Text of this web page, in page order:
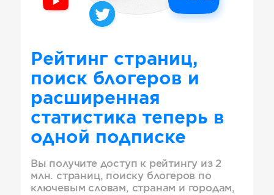
Рейтинг страниц,
поиск блогеров и
расширенная
статистика теперь в
одной подписке
Вы получите доступ к рейтингу из 2
млн. страниц, поиску блогеров по
ключевым словам, странам и городам,